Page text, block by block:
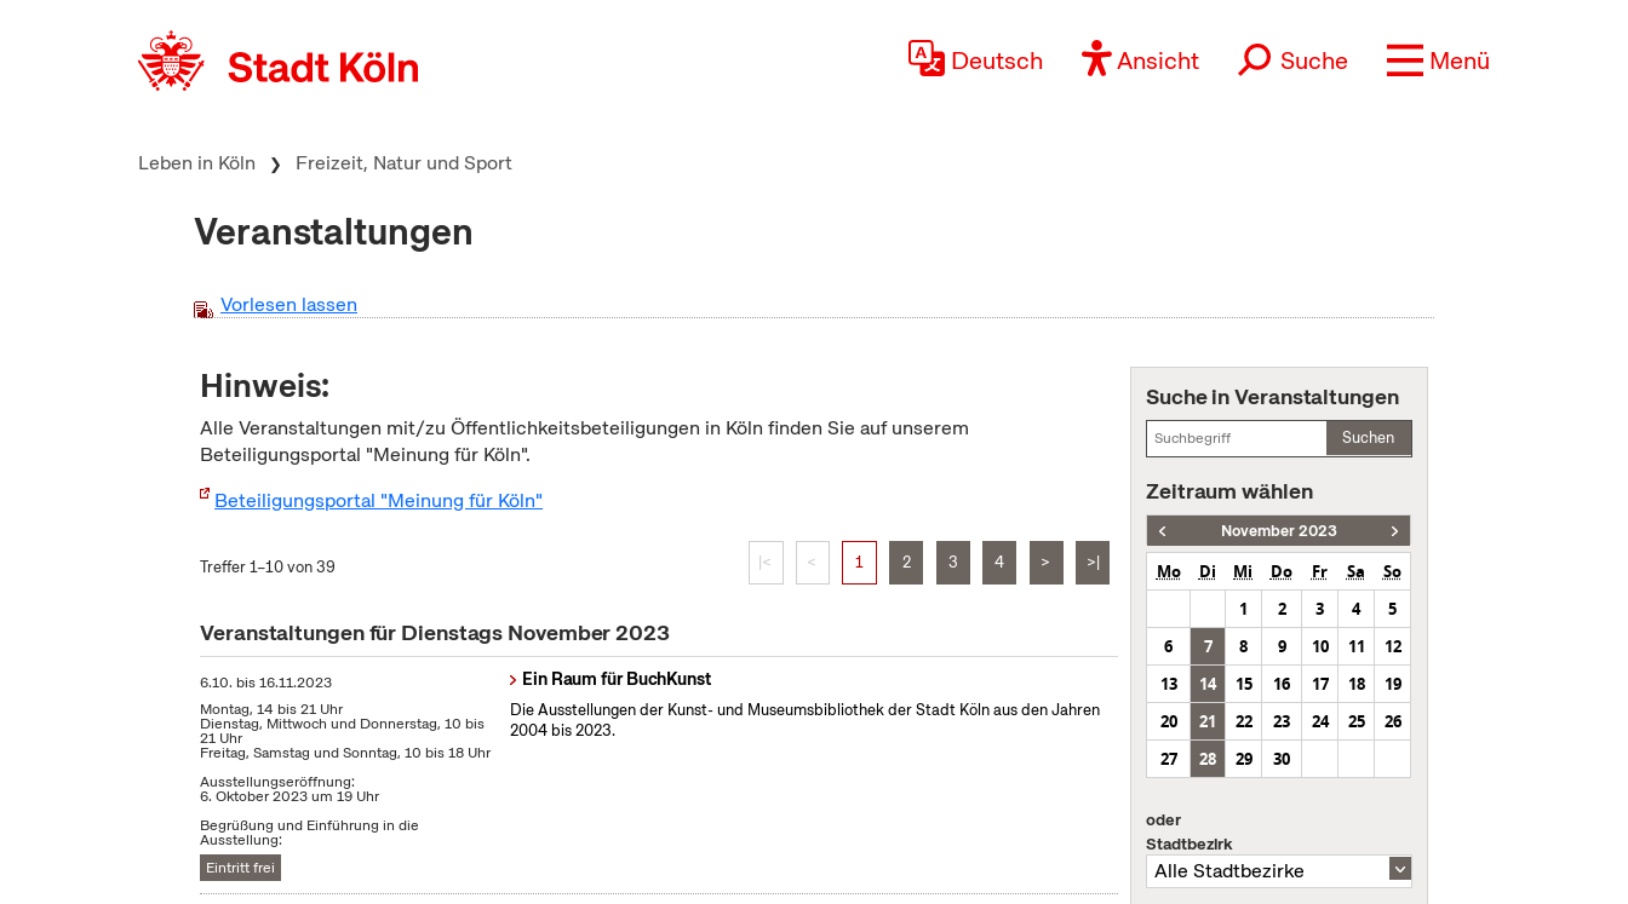
Deutsch Ansicht Suche Menü
Leben in Köln Freizeit, Natur und Sport
Veranstaltungen
Vorlesen lassen
Hinweis:
Alle Veranstaltungen mit/zu Öffentlichkeitsbeteiligungen in Köln finden Sie auf unserem
Beteiligungsportal "Meinung für Köln".
Beteiligungsportal "Meinung für Köln"
Treffer 1–10 von 39 |< < 1 2 3 4 > >|
Veranstaltungen für Dienstags November 2023
6.10. bis16.11.2023
Montag, 14 bis 21 Uhr
Dienstag, Mittwoch und Donnerstag, 10 bis
21 Uhr
Freitag, Samstag und Sonntag, 10 bis 18 Uhr
Ausstellungseröffnung:
6. Oktober 2023 um 19 Uhr
Begrüßung und Einführung in die
Ausstellung:
Eintritt frei
Ein Raum für BuchKunst
Die Ausstellungen der Kunst- und Museumsbibliothek der Stadt Köln aus den Jahren
2004 bis 2023.
Suche in Veranstaltungen
Suchen
Zeitraum wählen
November 2023
Mo Di Mi Do Fr Sa
So
1
2 3 4
5
6
7 8 9 10 11
12
13
14 15 16 17 18
19
20
21 22 23 24 25
26
27
28 29 30
oder
Stadtbezirk